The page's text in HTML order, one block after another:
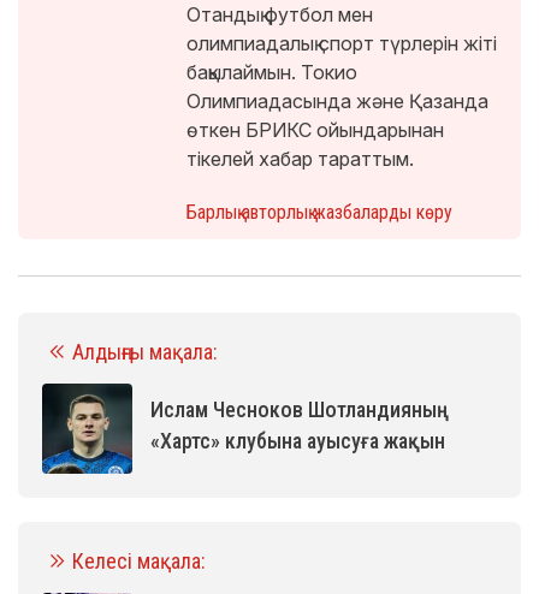
Отандық футбол мен
олимпиадалық спорт түрлерін жіті
бақылаймын. Токио
Олимпиадасында және Қазанда
өткен БРИКС ойындарынан
тікелей хабар тараттым.
Барлық авторлық жазбаларды көру
Алдыңғы мақала:
Ислам Чесноков Шотландияның
«Хартс» клубына ауысуға жақын
Келесі мақала: